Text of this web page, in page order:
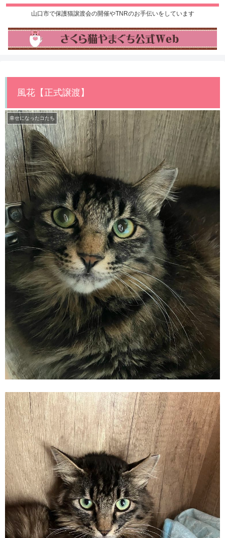
山口市で保護猫譲渡会の開催やTNRのお手伝いをしています
風花【正式譲渡】
幸せになったコたち